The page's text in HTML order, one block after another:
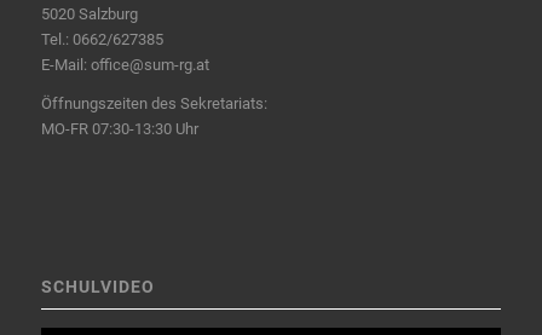
5020 Salzburg
Tel.: 0662/627385
E-Mail: office@sum-rg.at
Öffnungszeiten des Sekretariats:
MO-FR 07:30-13:30 Uhr
SCHULVIDEO